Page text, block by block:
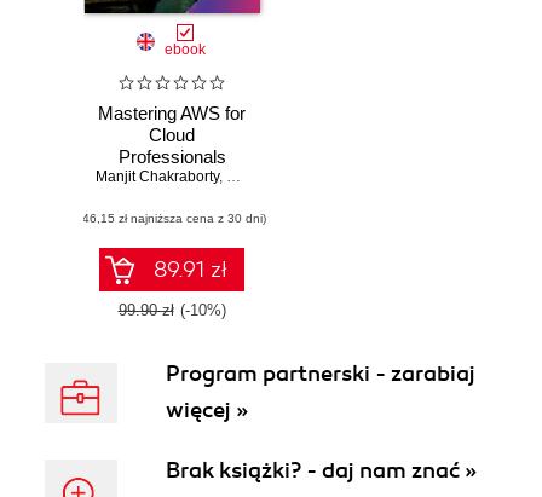
ebook
Mastering AWS for
Cloud
Professionals
Manjit Chakraborty, Neeraj Roy
(46,15 zł najniższa cena z 30 dni)
89.91 zł
99.90 zł (-10%)
Program partnerski - zarabiaj
więcej »
Brak książki? - daj nam znać »